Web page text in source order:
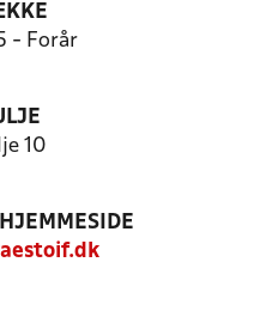
- Forår
10